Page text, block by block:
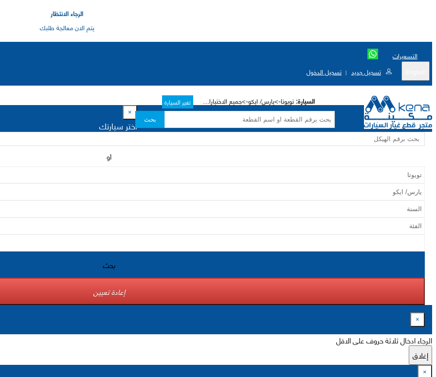
الرجاء الانتظار
يتم الان معالجة طلبك
التسعيرات
تسجيل جديد | تسجيل الدخول
السيارة: تويوتا->يارس/ ايكو->جميع الاختيارات-> تغير السيارة
بحث
×
اختر سيارتك
او
بحث
إعادة تعيين
×
الرجاء ادخال ثلاثة حروف على الاقل
إغلاق
×